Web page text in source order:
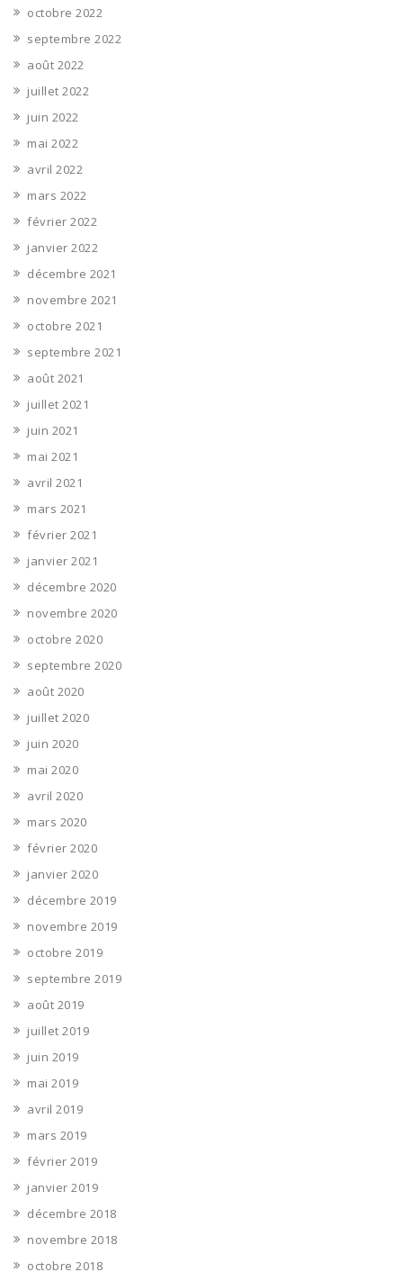
octobre 2022
septembre 2022
août 2022
juillet 2022
juin 2022
mai 2022
avril 2022
mars 2022
février 2022
janvier 2022
décembre 2021
novembre 2021
octobre 2021
septembre 2021
août 2021
juillet 2021
juin 2021
mai 2021
avril 2021
mars 2021
février 2021
janvier 2021
décembre 2020
novembre 2020
octobre 2020
septembre 2020
août 2020
juillet 2020
juin 2020
mai 2020
avril 2020
mars 2020
février 2020
janvier 2020
décembre 2019
novembre 2019
octobre 2019
septembre 2019
août 2019
juillet 2019
juin 2019
mai 2019
avril 2019
mars 2019
février 2019
janvier 2019
décembre 2018
novembre 2018
octobre 2018